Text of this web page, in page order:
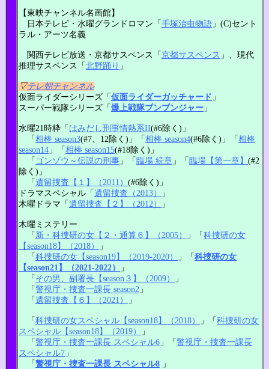
【東映チャンネル名画館】
日本テレビ・水曜グランドロマン「手塚治虫物語 」(C)セント
ラル・アーツ名義
関西テレビ放送・京都サスペンス「京都サスペンス 」、現代
推理サスペンス「北野踊り 」
▽テレ朝チャンネル
仮面ライダーシリーズ「仮面ライダーガッチャード 」
スーパー戦隊シリーズ「爆上戦隊ブンブンジャー 」
水曜21時枠「 はみだし刑事情熱系II(#6除く)」
「相棒 season3(#7、12除く)」「相棒 season4(#6除く)」「相棒
season14 」「相棒 season15(#18除く)」
「 ゴンゾウ～伝説の刑事 」「臨場 続章 」「臨場【第一章】 (#2
除く)」
「遺留捜査【１】（2011） (#6除く)」
ドラマスペシャル「遺留捜査（2013）
」
木曜ドラマ「遺留捜査【２】（2012） 」
木曜ミステリー
「 新・科捜研の女【２・通算６】（2005） 」「科捜研の女
【season18】（2018）
」
「科捜研の女【season19】（2019-2020） 」「科捜研の女
【season21】（2021-2022）
」
「 その男、副署長【season３】（2009）
」
「警視庁・捜査一課長 season2 」
「遺留捜査【６】（2021） 」
「科捜研の女スペシャル【season18】（2018） 」「科捜研の女
スペシャル【season18】（2019）
」
「警視庁・捜査一課長 スペシャル6 」「警視庁・捜査一課長
スペシャル7 」
「警視庁・捜査一課長 スペシャル8 」